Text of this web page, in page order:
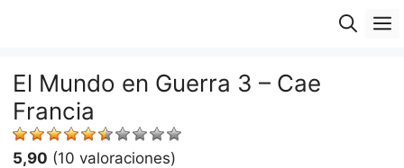
El Mundo en Guerra 3 – Cae
Francia
5,90 (10 valoraciones)